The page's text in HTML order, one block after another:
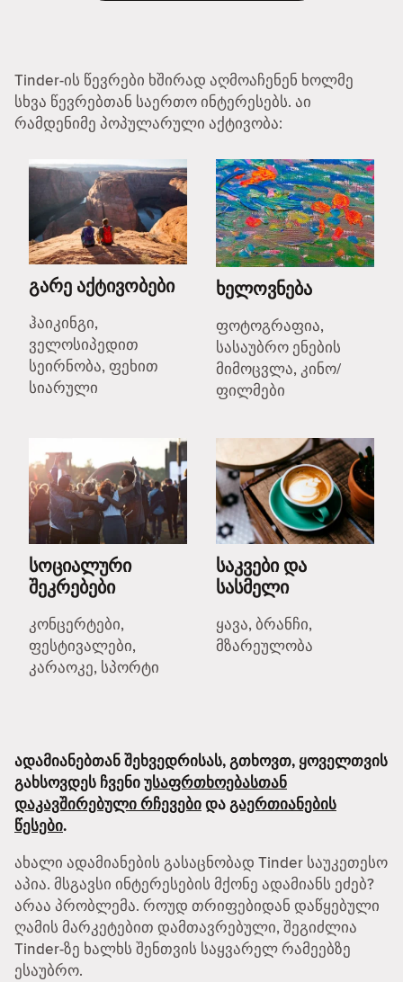
Tinder-ის წევრები ხშირად აღმოაჩენენ ხოლმე
სხვა წევრებთან საერთო ინტერესებს. აი
რამდენიმე პოპულარული აქტივობა:
გარე აქტივობები
ჰაიკინგი,
ველოსიპედით
სეირნობა, ფეხით
სიარული
ხელოვნება
ფოტოგრაფია,
სასაუბრო ენების
მიმოცვლა, კინო/
ფილმები
სოციალური
შეკრებები
კონცერტები,
ფესტივალები,
კარაოკე, სპორტი
საკვები და
სასმელი
ყავა, ბრანჩი,
მზარეულობა
ადამიანებთან შეხვედრისას, გთხოვთ, ყოველთვის
გახსოვდეს ჩვენიუსაფრთხოებასთან
დაკავშირებული რჩევებიდაგაერთიანების
წესები.
ახალი ადამიანების გასაცნობად Tinder საუკეთესო
აპია. მსგავსი ინტერესების მქონე ადამიანს ეძებ?
არაა პრობლემა. როუდ თრიფებიდან დაწყებული
ღამის მარკეტებით დამთავრებული, შეგიძლია
Tinder-ზე ხალხს შენთვის საყვარელ რამეებზე
ესაუბრო.